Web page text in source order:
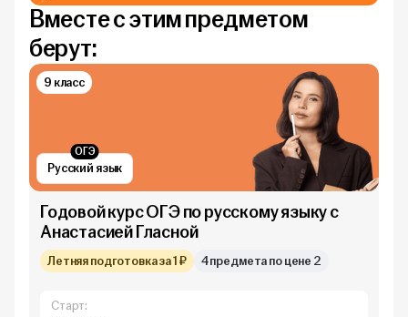
Вместе с этим предметом
берут:
Русский язык
ОГЭ
9 класс
Годовой курс ОГЭ по русскому языку с
Анастасией Гласной
Летняя подготовка за 1 ₽ 4 предмета по цене 2
Старт: